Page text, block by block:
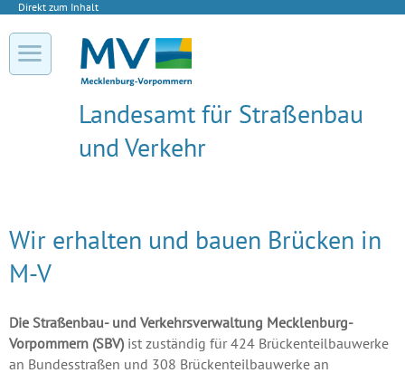
Direkt zum Inhalt
Landesamt für Straßenbau
und Verkehr
Wir erhalten und bauen Brücken in
M-V
Die Straßenbau- und Verkehrsverwaltung Mecklenburg-
Vorpommern (SBV) ist zuständig für 424 Brückenteilbauwerke
an Bundesstraßen und 308 Brückenteilbauwerke an